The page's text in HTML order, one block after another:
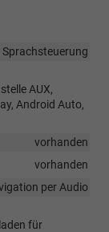
Sprachsteuerung
AUX,
Android Auto,
vorhanden
vorhanden
per Audio
für